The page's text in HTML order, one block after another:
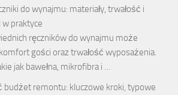
do wynajmu: materiały, trwałość i
praktyce
ręczników do wynajmu może
gości oraz trwałość wyposażenia.
jak bawełna, mikrofibra i …
budżet remontu: kluczowe kroki, typowe